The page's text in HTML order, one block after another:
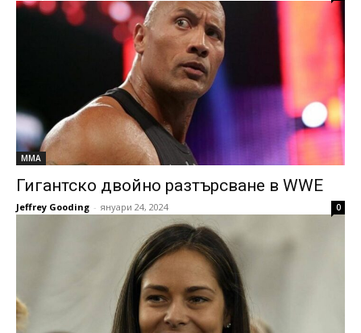
MMA
Гигантско двойно разтърсване в WWE
Jeffrey Gooding - януари 24, 2024 0